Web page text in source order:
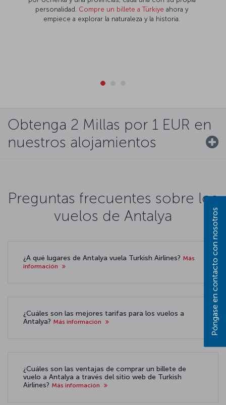
personalidad. Compre un billete a Türkiye ahora y
empiece a explorar la naturaleza y la historia.
Obtenga 2 Millas por 1 EUR en
nuestros alojamientos
Preguntas frecuentes sobre los
vuelos de Antalya
¿A qué lugares de Antalya vuela Turkish Airlines? Más
información
¿Cuáles son las mejores tarifas para los vuelos a
Antalya? Más información
¿Cuáles son las ventajas de comprar un billete de
vuelo a Antalya a través del sitio web de Turkish
Airlines? Más información
Póngase en contacto con nosotros